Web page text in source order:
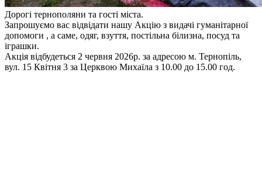
Дорогі тернополяни та гості міста.
Запрошуємо вас відвідати нашу Акцію з видачі гуманітарної
допомоги , а саме, одяг, взуття, постільна білизна, посуд та
іграшки.
Акція відбудеться 2 червня 2026р. за адресою м. Тернопіль,
вул. 15 Квітня 3 за Церквою Михаїла з 10.00 до 15.00 год.